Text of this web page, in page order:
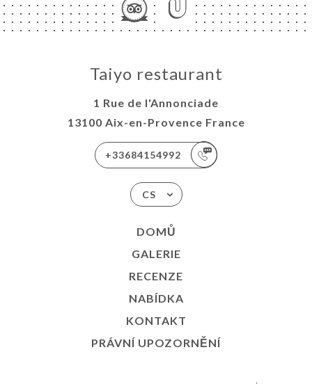
Taiyo restaurant
1 Rue de l'Annonciade
13100 Aix-en-Provence France
+33684154992
CS
DOMŮ
GALERIE
RECENZE
NABÍDKA
KONTAKT
PRÁVNÍ UPOZORNĚNÍ